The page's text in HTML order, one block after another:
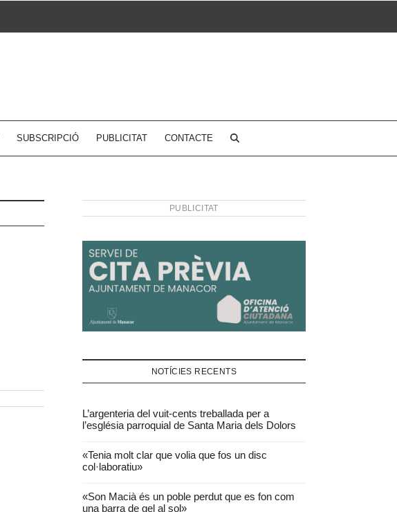
SUBSCRIPCIÓ PUBLICITAT CONTACTE
PUBLICITAT
NOTÍCIES RECENTS
L’argenteria del vuit-cents treballada per a
l’església parroquial de Santa Maria dels Dolors
«Tenia molt clar que volia que fos un disc
col·laboratiu»
«Son Macià és un poble perdut que es fon com
una barra de gel al sol»